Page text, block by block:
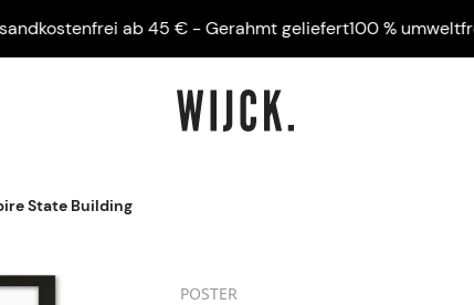
ab 45 € - Gerahmt geliefert100 %
State Building
POSTER